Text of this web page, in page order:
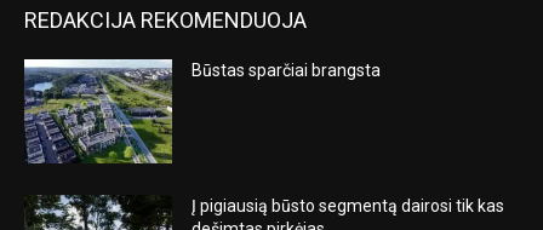
REDAKCIJA REKOMENDUOJA
Būstas sparčiai brangsta
Į pigiausią būsto segmentą dairosi tik kas